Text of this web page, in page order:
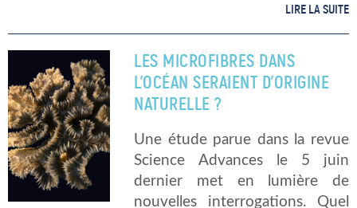
boucle sa onzième
LIRE LA SUITE
LES MICROFIBRES DANS
L’OCÉAN SERAIENT D’ORIGINE
NATURELLE ?
Une étude parue dans la revue
Science Advances le 5 juin
dernier met en lumière de
nouvelles interrogations. Quel